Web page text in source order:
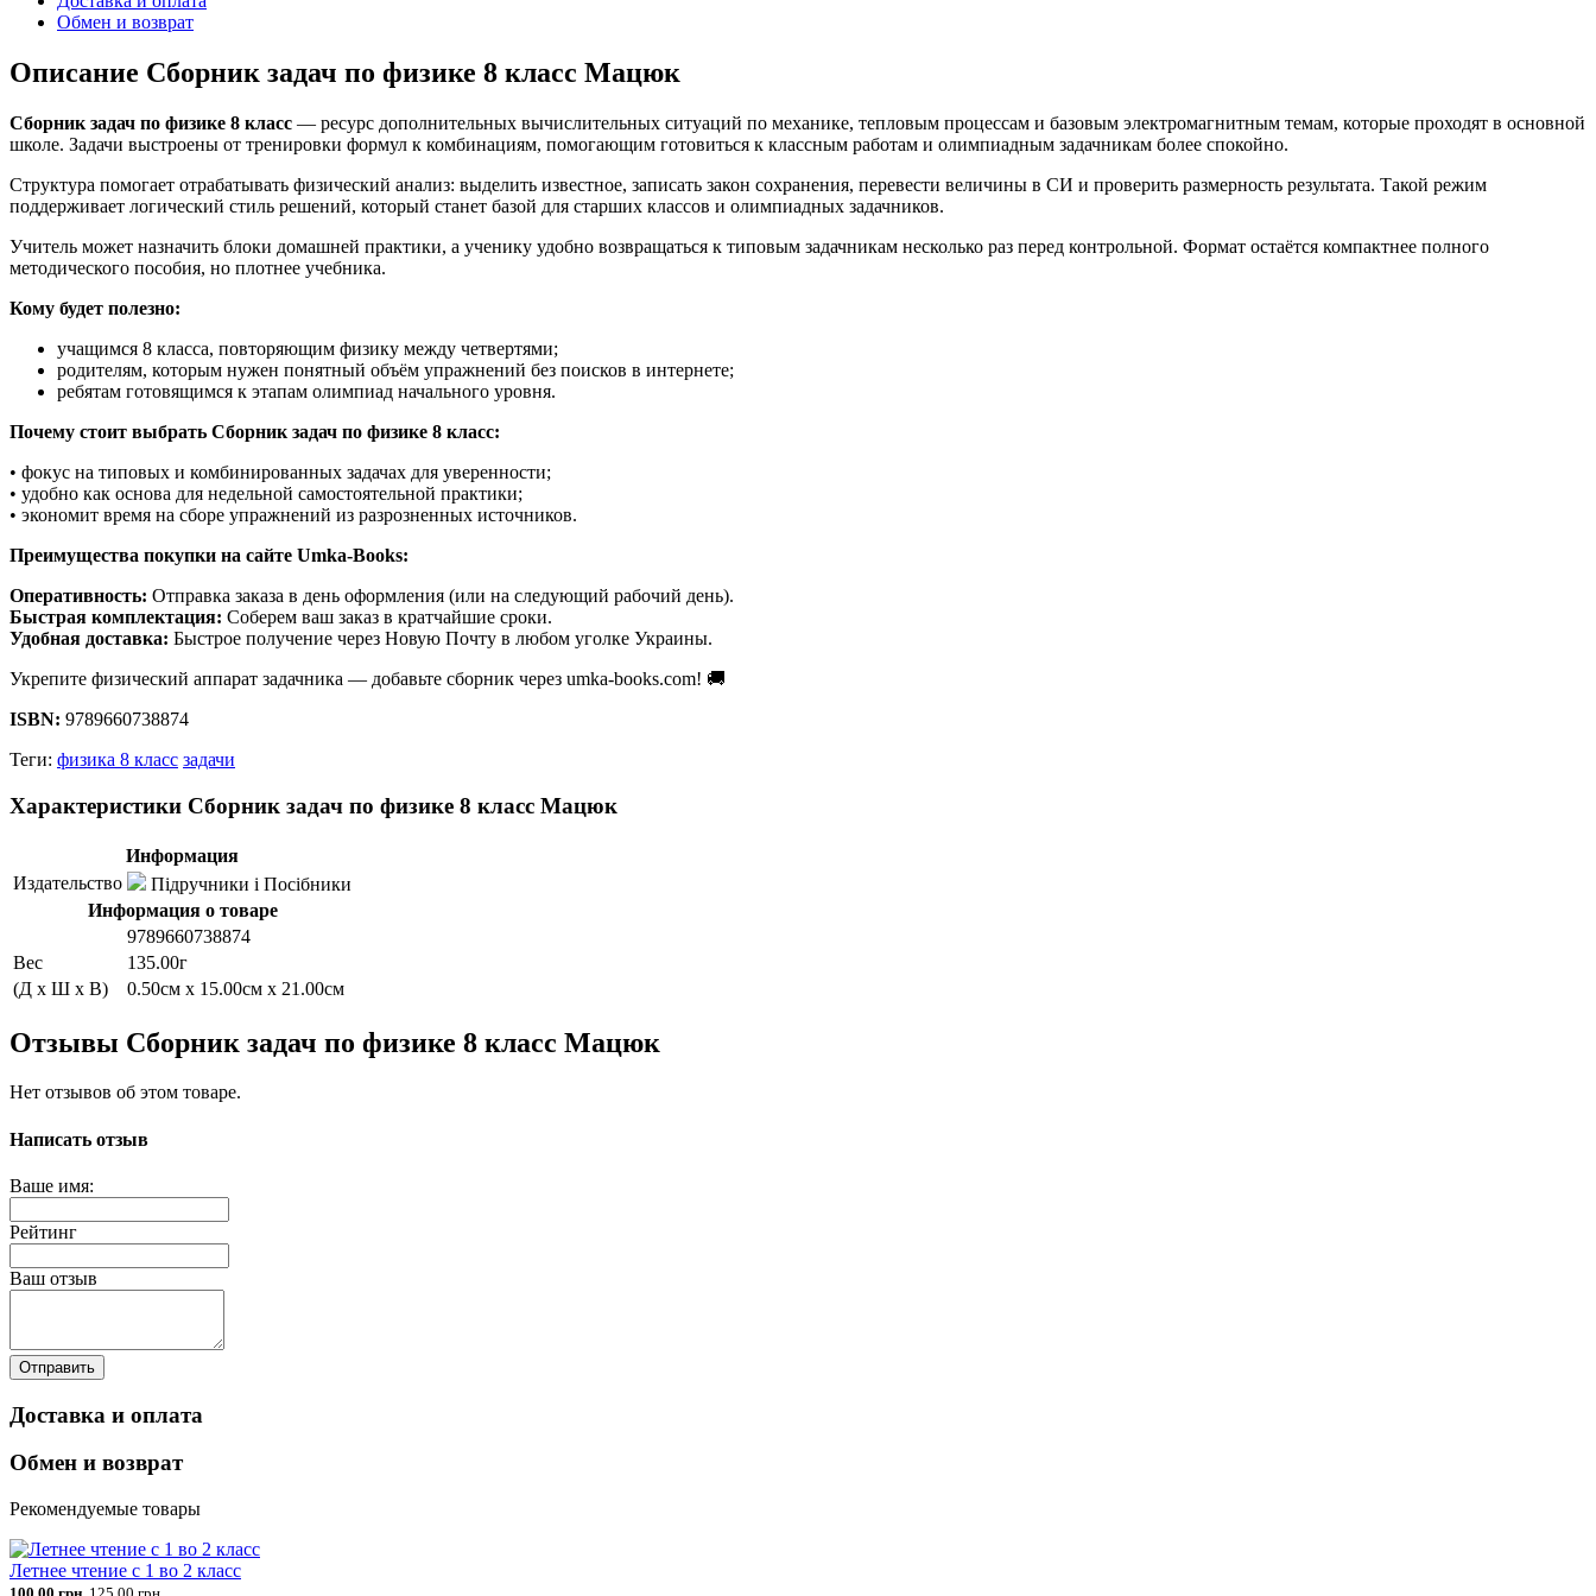
Обмен и возврат
Описание Сборник задач по физике 8 класс Мацюк
Сборник задач по физике 8 класс — ресурс дополнительных вычислительных ситуаций по механике, тепловым процессам и базовым электромагнитным темам, которые проходят в основной
школе. Задачи выстроены от тренировки формул к комбинациям, помогающим готовиться к классным работам и олимпиадным задачникам более спокойно.
Структура помогает отрабатывать физический анализ: выделить известное, записать закон сохранения, перевести величины в СИ и проверить размерность результата. Такой режим
поддерживает логический стиль решений, который станет базой для старших классов и олимпиадных задачников.
Учитель может назначить блоки домашней практики, а ученику удобно возвращаться к типовым задачникам несколько раз перед контрольной. Формат остаётся компактнее полного
методического пособия, но плотнее учебника.
Кому будет полезно:
учащимся 8 класса, повторяющим физику между четвертями;
родителям, которым нужен понятный объём упражнений без поисков в интернете;
ребятам готовящимся к этапам олимпиад начального уровня.
Почему стоит выбрать Сборник задач по физике 8 класс:
• фокус на типовых и комбинированных задачах для уверенности;
• удобно как основа для недельной самостоятельной практики;
• экономит время на сборе упражнений из разрозненных источников.
Преимущества покупки на сайте Umka-Books:
Оперативность: Отправка заказа в день оформления (или на следующий рабочий день).
Быстрая комплектация: Соберем ваш заказ в кратчайшие сроки.
Удобная доставка: Быстрое получение через Новую Почту в любом уголке Украины.
Укрепите физический аппарат задачника — добавьте сборник через umka-books.com! 🚚
ISBN: 9789660738874
Теги: физика 8 класс задачи
Характеристики Сборник задач по физике 8 класс Мацюк
Информация
Издательство
Підручники і Посібники
Информация о товаре
9789660738874
Вес
135.00г
(Д x Ш x В)
0.50см x 15.00см x 21.00см
Отзывы Сборник задач по физике 8 класс Мацюк
Нет отзывов об этом товаре.
Написать отзыв
Ваше имя:
Рейтинг
Ваш отзыв
Отправить
Доставка и оплата
Обмен и возврат
Рекомендуемые товары
Летнее чтение с 1 во 2 класс